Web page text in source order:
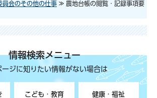
員会のその他の仕事 ≫ 農地台帳の閲覧・記録事項要
情報検索メニュー
ージに知りたい情報がない場合は
こども・教育 健康・福祉